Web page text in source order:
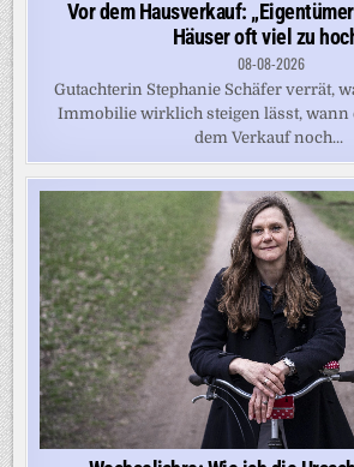
Vor dem Hausverkauf:
Häuser oft viel zu
08-08-2026
Gutachterin Stephanie Schäfer verrät,
Immobilie wirklich steigen lässt, wann
dem Verkauf noch...